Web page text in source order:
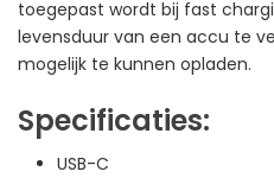
toegepast wordt bij fast
levensduur van een accu te
mogelijk te kunnen opladen.
Specificaties:
USB-C